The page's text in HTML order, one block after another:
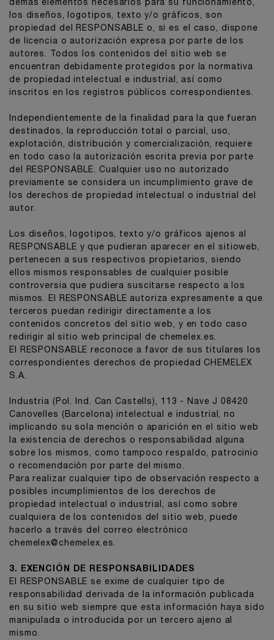
demás elementos necesarios para su funcionamiento,
los diseños, logotipos, texto y/o gráficos, son
propiedad del RESPONSABLE o, si es el caso, dispone
de licencia o autorización expresa por parte de los
autores. Todos los contenidos del sitio web se
encuentran debidamente protegidos por la normativa
de propiedad intelectual e industrial, así como
inscritos en los registros públicos correspondientes.
Independientemente de la finalidad para la que fueran
destinados, la reproducción total o parcial, uso,
explotación, distribución y comercialización, requiere
en todo caso la autorización escrita previa por parte
del RESPONSABLE. Cualquier uso no autorizado
previamente se considera un incumplimiento grave de
los derechos de propiedad intelectual o industrial del
autor.
Los diseños, logotipos, texto y/o gráficos ajenos al
RESPONSABLE y que pudieran aparecer en el sitioweb,
pertenecen a sus respectivos propietarios, siendo
ellos mismos responsables de cualquier posible
controversia que pudiera suscitarse respecto a los
mismos. El RESPONSABLE autoriza expresamente a que
terceros puedan redirigir directamente a los
contenidos concretos del sitio web, y en todo caso
redirigir al sitio web principal de chemelex.es.
El RESPONSABLE reconoce a favor de sus titulares los
correspondientes derechos de propiedad CHEMELEX
S.A.
Industria (Pol. Ind. Can Castells), 113 - Nave J 08420
Canovelles (Barcelona) intelectual e industrial, no
implicando su sola mención o aparición en el sitio web
la existencia de derechos o responsabilidad alguna
sobre los mismos, como tampoco respaldo, patrocinio
o recomendación por parte del mismo.
Para realizar cualquier tipo de observación respecto a
posibles incumplimientos de los derechos de
propiedad intelectual o industrial, así como sobre
cualquiera de los contenidos del sitio web, puede
hacerlo a través del correo electrónico
chemelex@chemelex.es.
3. EXENCIÓN DE RESPONSABILIDADES
El RESPONSABLE se exime de cualquier tipo de
responsabilidad derivada de la información publicada
en su sitio web siempre que esta información haya sido
manipulada o introducida por un tercero ajeno al
mismo.